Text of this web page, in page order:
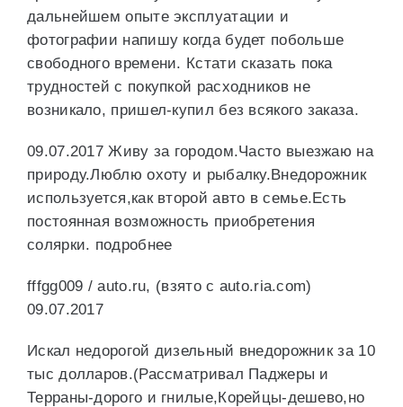
дальнейшем опыте эксплуатации и
фотографии напишу когда будет побольше
свободного времени. Кстати сказать пока
трудностей с покупкой расходников не
возникало, пришел-купил без всякого заказа.
09.07.2017 Живу за городом.Часто выезжаю на
природу.Люблю охоту и рыбалку.Внедорожник
используется,как второй авто в семье.Есть
постоянная возможность приобретения
солярки. подробнее
fffgg009 / auto.ru, (взято с auto.ria.com)
09.07.2017
Искал недорогой дизельный внедорожник за 10
тыс долларов.(Рассматривал Паджеры и
Терраны-дорого и гнилые,Корейцы-дешево,но